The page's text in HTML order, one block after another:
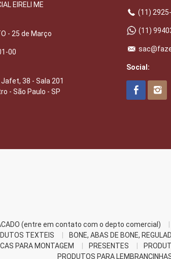
EIRELI ME
- 25 de Março
00
38 - Sala 201
- São Paulo - SP
(11)
(11)
Social:
(entre em contato com o depto comercial)
TEXTEIS
BONE, ABAS DE BONE,
PARA MONTAGEM
PRESENTES
PRODUTOS PARA